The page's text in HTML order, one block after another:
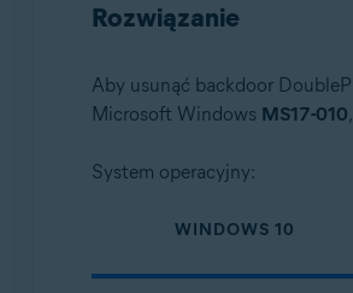
Rozwiązanie
Aby usunąć backdoor
Microsoft Windows MS17-010
System operacyjny:
WINDOWS 10